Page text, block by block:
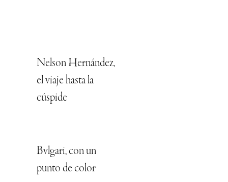
Nelson Hernández,
el viaje hasta la
cúspide
Bvlgari, con un
punto de color